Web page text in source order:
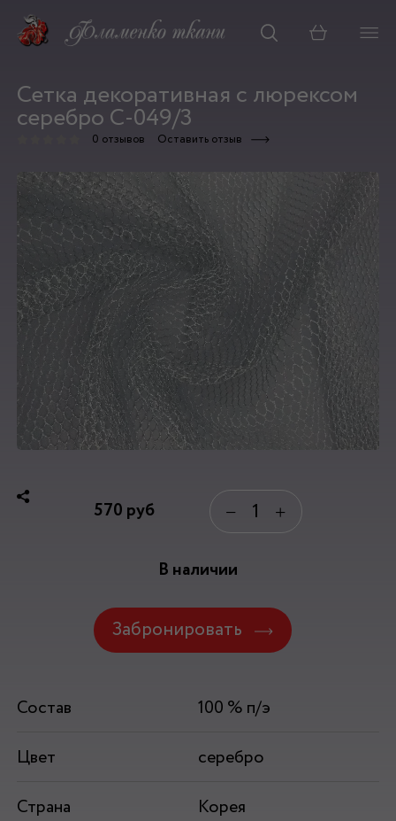
Корзина
Сетка декоративная с люрексом
серебро С-049/3
0 отзывов Оставить отзыв
570 руб − +
В наличии
Забронировать
Состав
100 % п/э
Цвет
серебро
Страна
Корея